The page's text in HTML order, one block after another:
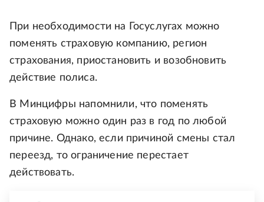
При необходимости на Госуслугах можно
поменять страховую компанию, регион
страхования, приостановить и возобновить
действие полиса.
В Минцифры напомнили, что поменять
страховую можно один раз в год по любой
причине. Однако, если причиной смены стал
переезд, то ограничение перестает
действовать.